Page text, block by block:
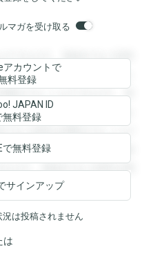
マガを受け取る
できます。登録すると回答
すると回答を閲覧すること
覧することができます。登
きます。登録すると回答を
ると回答を閲覧することが
することができます。登録
ます。登録すると回答を閲
アカウントで
料登録
JAPAN ID
無料登録
で無料登録
サインアップ
は投稿されません
は